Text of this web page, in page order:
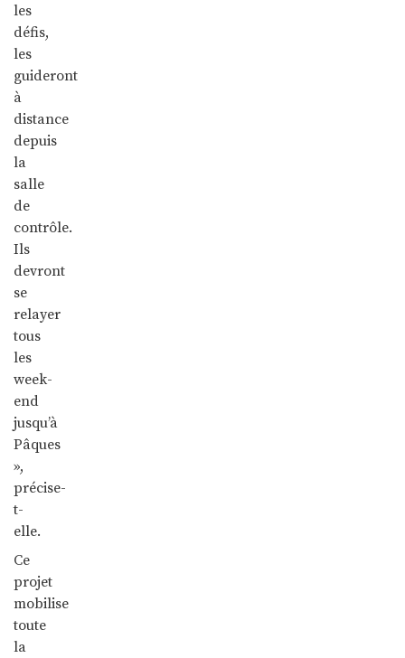
les
défis,
les
guideront
à
distance
depuis
la
salle
de
contrôle.
Ils
devront
se
relayer
tous
les
week-
end
jusqu’à
Pâques
»,
précise-
t-
elle.
Ce
projet
mobilise
toute
la